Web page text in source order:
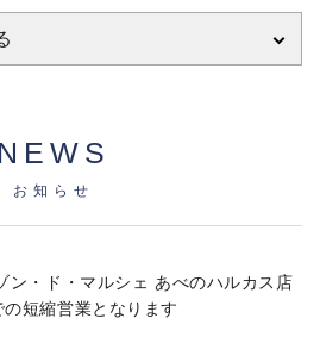
NEWS
お知らせ
ン・ド・マルシェ あべのハルカス店
の短縮営業となります